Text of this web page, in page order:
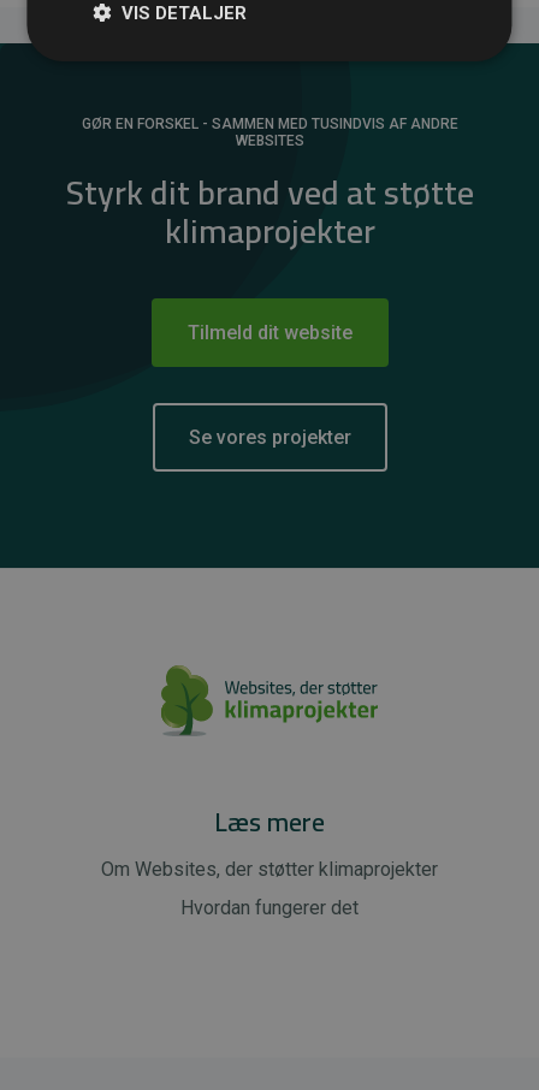
GØR EN FORSKEL - SAMMEN MED TUSINDVIS AF ANDRE
WEBSITES
Styrk dit brand ved at støtte
klimaprojekter
Tilmeld dit website
Se vores projekter
Læs mere
Om Websites, der støtter klimaprojekter
Hvordan fungerer det
VIS DETALJER